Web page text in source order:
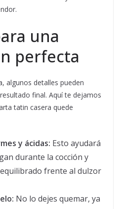
una
perfecta
algunos detalles pueden
final. Aquí te dejamos
tatin casera quede
y ácidas: Esto ayudará
durante la cocción y
frente al dulzor
No lo dejes quemar, ya